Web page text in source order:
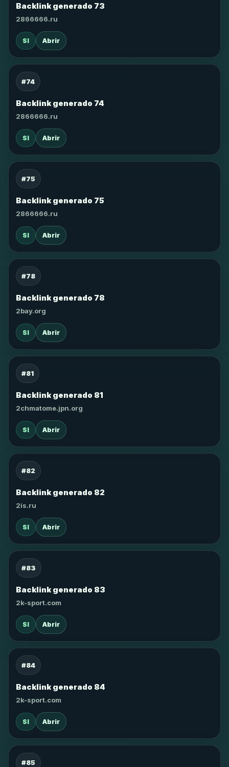
Backlink generado 73
2866666.ru
SI Abrir
#74
Backlink generado 74
2866666.ru
SI Abrir
#75
Backlink generado 75
2866666.ru
SI Abrir
#78
Backlink generado 78
2bay.org
SI Abrir
#81
Backlink generado 81
2chmatome.jpn.org
SI Abrir
#82
Backlink generado 82
2is.ru
SI Abrir
#83
Backlink generado 83
2k-sport.com
SI Abrir
#84
Backlink generado 84
2k-sport.com
SI Abrir
#85